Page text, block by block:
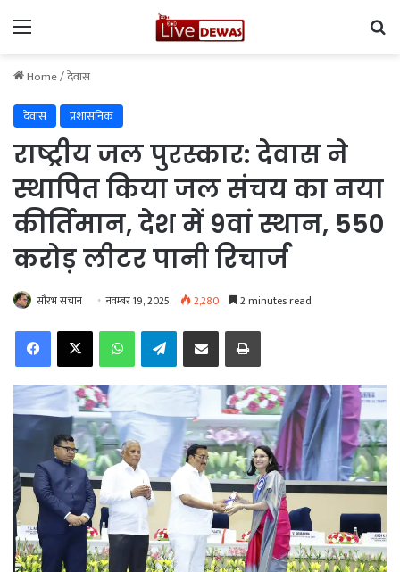
Menu
Home/देवास
देवास
प्रशासनिक
राष्ट्रीय जल पुरस्कार: देवास ने
स्थापित किया जल संचय का नया
कीर्तिमान, देश में 9वां स्थान, 550
करोड़ लीटर पानी रिचार्ज
सौरभ सचान नवम्बर 19, 2025 2,280 2 minutes read
FacebookX WhatsAppTelegramShare via Email Print